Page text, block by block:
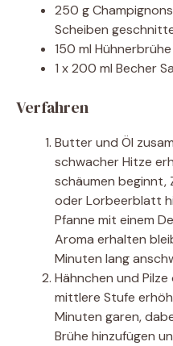
250 g
Scheiben
150 ml Hühnerbrühe
1 x 200 ml Becher
Verfahren
Butter und Öl
schwacher Hitze
schäumen beginnt,
oder Lorbeerblatt
Pfanne mit einem
Aroma erhalten
Minuten lang
Hähnchen und
mittlere Stufe
Minuten garen,
Brühe hinzufügen